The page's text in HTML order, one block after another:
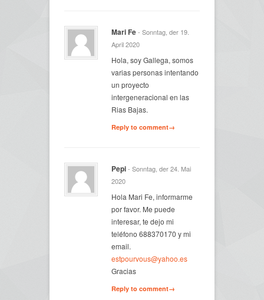
Mari Fe- Sonntag, der 19.
April 2020
Hola, soy Gallega, somos
varias personas intentando
un proyecto
intergeneracional en las
Rias Bajas.
Reply to comment→
Pepi- Sonntag, der 24. Mai
2020
Hola Mari Fe, informarme
por favor. Me puede
interesar, te dejo mi
teléfono 688370170 y mi
email.
estpourvous@yahoo.es
Gracias
Reply to comment→